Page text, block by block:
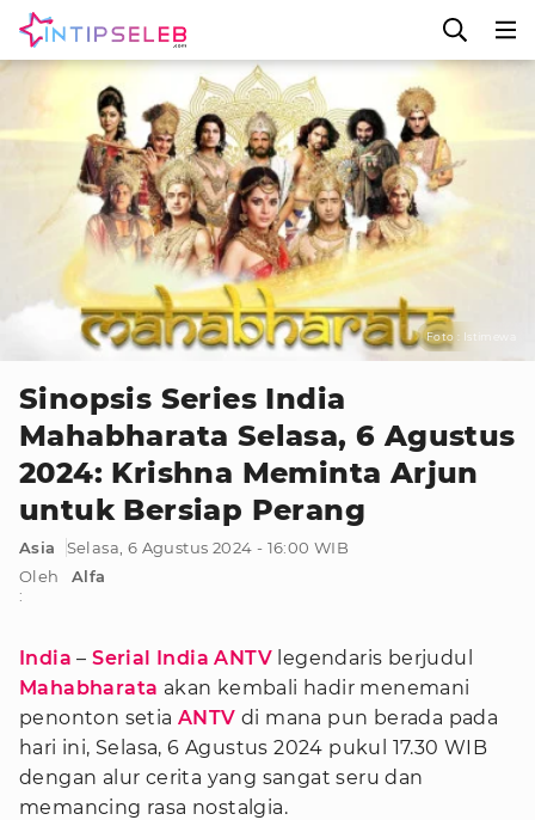
Foto : Istimewa
Sinopsis Series India
Mahabharata Selasa, 6 Agustus
2024: Krishna Meminta Arjun
untuk Bersiap Perang
Asia
Selasa, 6 Agustus 2024 - 16:00 WIB
Oleh
:
Alfa
India –Serial India ANTV legendaris berjudul
Mahabharata akan kembali hadir menemani
penonton setia ANTV di mana pun berada pada
hari ini, Selasa, 6 Agustus 2024 pukul 17.30 WIB
dengan alur cerita yang sangat seru dan
memancing rasa nostalgia.